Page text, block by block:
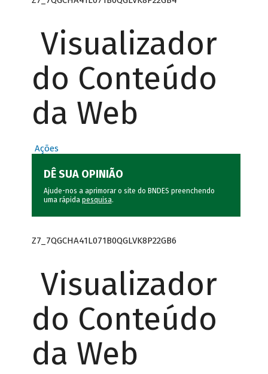
Visualizador
do Conteúdo
da Web
Ações
DÊ SUA OPINIÃO
Ajude-nos a aprimorar o site do BNDES preenchendo
uma rápida pesquisa.
Z7_7QGCHA41L071B0QGLVK8P22GB6
Visualizador
do Conteúdo
da Web